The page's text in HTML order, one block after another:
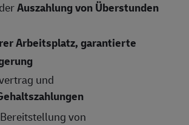
Auszahlung von Überstunden
Arbeitsplatz, garantierte
und
Bereitstellung von